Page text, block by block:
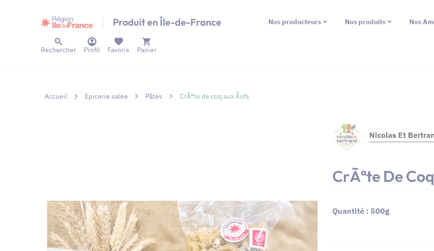
Produit en Île-de-France Nos producteurs Nos produits Nos
Rechercher Profil Panier
Favoris
Accueil Epicerie salée Pâtes CrÃªte de coq aux Åufs
Nicolas Et
CrÃªte De
Quantité : 500g